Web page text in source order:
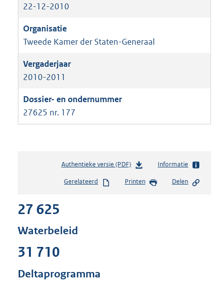
22-12-2010
Tweede Kamer der Staten-Generaal
2010-2011
27625 nr. 177
Authentieke versie (PDF)b
s
Informatie
Gerelateerd Printen Delen
27 625
Waterbeleid
31 710
Deltaprogramma